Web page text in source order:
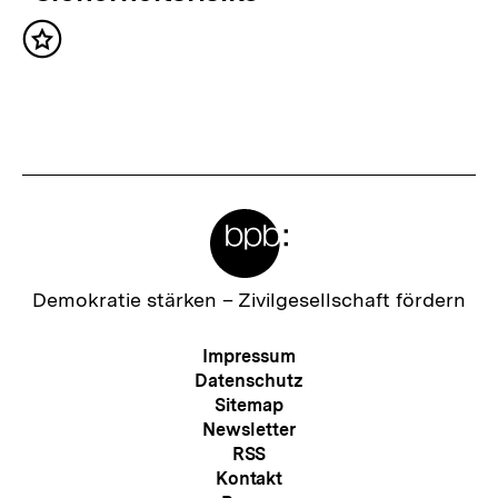
t
:
c
h
h
Inhalt
Zur
Demokratie stärken – Zivilgesellschaft fördern
Meta-
Navigation
Impressum
Datenschutz
Sitemap
Newsletter
RSS
Kontakt